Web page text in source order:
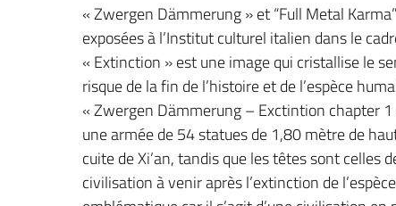
« Zwergen Dämmerung » et “Full Metal
exposées à l’Institut culturel italien dans le
« Extinction » est une image qui cristallise le
risque de la fin de l’histoire et de l’espèce
« Zwergen Dämmerung – Exctintion chapter
une armée de 54 statues de 1,80 mètre de
cuite de Xi’an, tandis que les têtes sont celles
civilisation à venir après l’extinction de